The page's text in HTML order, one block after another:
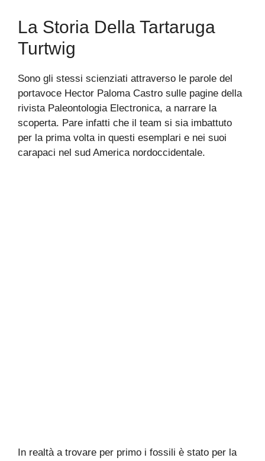
La Storia Della Tartaruga
Turtwig
Sono gli stessi scienziati attraverso le parole del
portavoce Hector Paloma Castro sulle pagine della
rivista Paleontologia Electronica, a narrare la
scoperta. Pare infatti che il team si sia imbattuto
per la prima volta in questi esemplari e nei suoi
carapaci nel sud America nordoccidentale.
In realtà a trovare per primo i fossili è stato per la